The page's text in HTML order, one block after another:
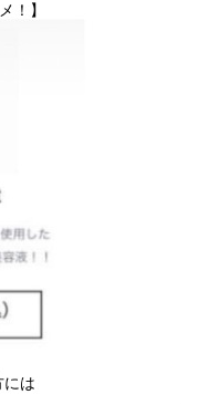
！】
には